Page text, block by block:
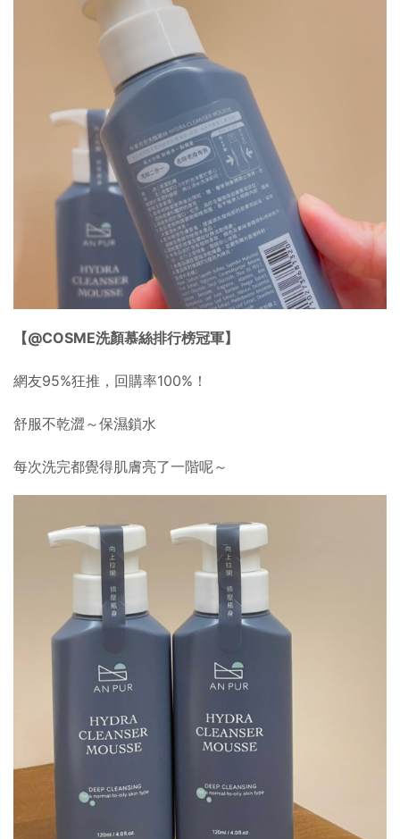
【@COSME洗顏慕絲排行榜冠軍】
網友95%狂推，回購率100%！
舒服不乾澀～保濕鎖水
每次洗完都覺得肌膚亮了一階呢～